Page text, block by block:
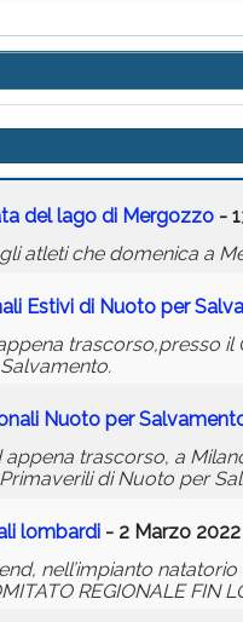
del lago di Mergozzo -
atleti che domenica a
Estivi di Nuoto per
trascorso,presso il
Nuoto per
trascorso, a
di Nuoto per
lombardi - 2 Marzo
nell’impianto natatorio
REGIONALE FIN